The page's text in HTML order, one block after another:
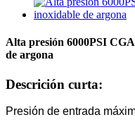
Alta presión 6000PSI
de argona
Descrición curta:
Presión de entrada